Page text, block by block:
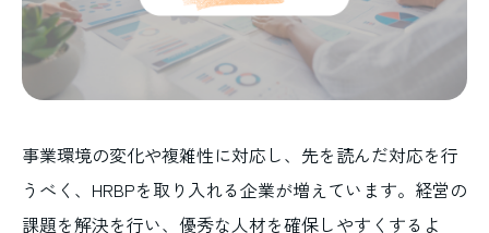
事業環境の変化や複雑性に対応し、先を読んだ対応を行
うべく、HRBPを取り入れる企業が増えています。経営の
課題を解決を行い、優秀な人材を確保しやすくするよ